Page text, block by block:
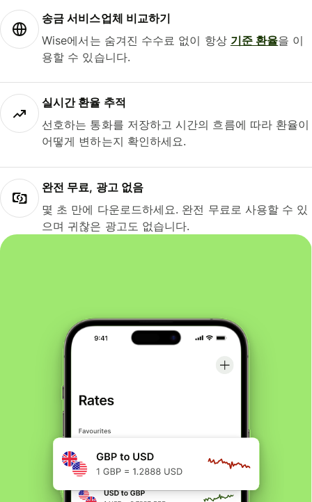
송금 서비스업체 비교하기
Wise에서는 숨겨진 수수료 없이 항상 기준 환율을 이
용할 수 있습니다.
실시간 환율 추적
선호하는 통화를 저장하고 시간의 흐름에 따라 환율이
어떻게 변하는지 확인하세요.
완전 무료, 광고 없음
몇 초 만에 다운로드하세요. 완전 무료로 사용할 수 있
으며 귀찮은 광고도 없습니다.